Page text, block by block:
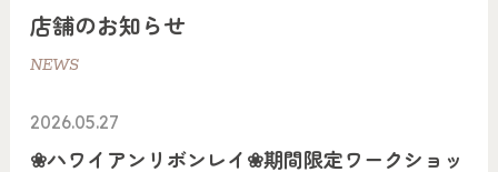
店舗のお知らせ
NEWS
2026.05.27
❀ハワイアンリボンレイ❀期間限定ワークショッ